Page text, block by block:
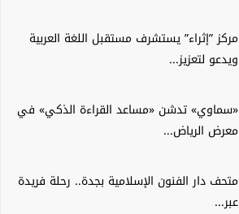
مركز ”إثراء” يستشرف مستقبل اللغة العربية
ويدعو لتعزيز...
«سماوي» تدشن «مساعد القراءة الذكي» في
معرض الرياض...
متحف دار الفنون الإسلامية بجدة.. رحلة فريدة
عبر...